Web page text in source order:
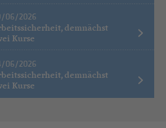
06/2026
demnächst
Kurse
06/2026
demnächst
Kurse